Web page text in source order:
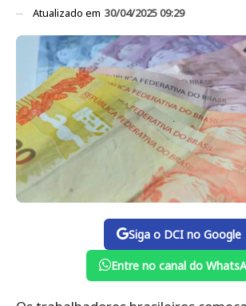
Atualizado em 30/04/2025 09:29
Siga o DCI no Google
Entre no canal do